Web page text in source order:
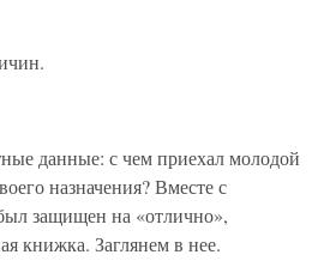
данные: с чем приехал молодой
назначения? Вместе с
защищен на «отлично»,
книжка. Заглянем в нее.